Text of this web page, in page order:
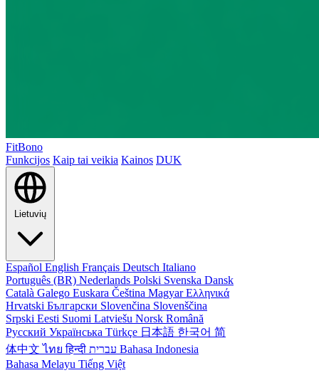
FitBono
Funkcijos Kaip tai veikia Kainos DUK
Lietuvių
Español English Français Deutsch Italiano
Português (BR) Nederlands Polski Svenska Dansk
Català Galego Euskara Čeština MagyarΕλληνικά
Hrvatski Български Slovenčina Slovenščina
Srpski Eesti Suomi Latviešu Norsk Română
Русский Українська Türkçe 日本語 한국어 简
体中文ไทยहिन्दी
Bahasa Indonesia
Bahasa Melayu Tiếng Việt